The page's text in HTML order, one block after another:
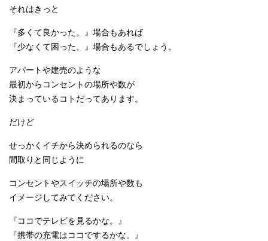
それはきっと
『多くて良かった。』場合もあれば
『少なくて困った。』場合もあるでしょう。
アパートや建売のような
最初からコンセントの場所や数が
決まっているコトだってあります。
だけど
せっかくイチから決められるのなら
間取りと同じように
コンセントやスイッチの場所や数も
イメージしてみてください。
『ココでテレビを見るかな。』
『携帯の充電はココでするかな。』